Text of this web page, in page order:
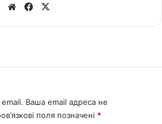
We
Fa
Ваша email адреса не
поля позначені *